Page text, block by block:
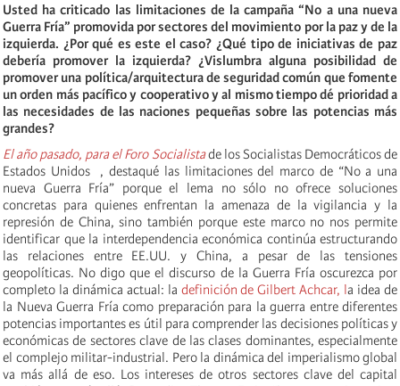
Usted ha criticado las limitaciones de la campaña “No a una nueva
Guerra Fría” promovida por sectores del movimiento por la paz y de la
izquierda. ¿Por qué es este el caso? ¿Qué tipo de iniciativas de paz
debería promover la izquierda? ¿Vislumbra alguna posibilidad de
promover una política/arquitectura de seguridad común que fomente
un orden más pacífico y cooperativo y al mismo tiempo dé prioridad a
las necesidades de las naciones pequeñas sobre las potencias más
grandes?
El año pasado, para el Foro Socialistade los Socialistas Democráticos de
Estados Unidos , destaqué las limitaciones del marco de “No a una
nueva Guerra Fría” porque el lema no sólo no ofrece soluciones
concretas para quienes enfrentan la amenaza de la vigilancia y la
represión de China, sino también porque este marco no nos permite
identificar que la interdependencia económica continúa estructurando
las relaciones entre EE.UU. y China, a pesar de las tensiones
geopolíticas. No digo que el discurso de la Guerra Fría oscurezca por
completo la dinámica actual: la definición de Gilbert Achcar, la idea de
la Nueva Guerra Fría como preparación para la guerra entre diferentes
potencias importantes es útil para comprender las decisiones políticas y
económicas de sectores clave de las clases dominantes, especialmente
el complejo militar-industrial. Pero la dinámica del imperialismo global
va más allá de eso. Los intereses de otros sectores clave del capital